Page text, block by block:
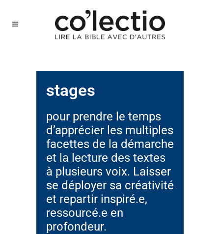
stages
pour prendre le temps
d’apprécier les multiples
facettes de la démarche
et la lecture des textes
à plusieurs voix. Laisser
se déployer sa créativité
et repartir inspiré.e,
ressourcé.e en
profondeur.